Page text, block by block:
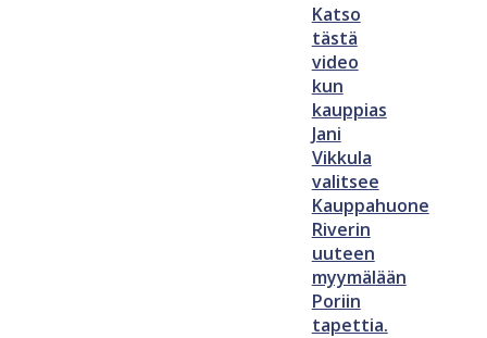
Katso
tästä
video
kun
kauppias
Jani
Vikkula
valitsee
Kauppahuone
Riverin
uuteen
myymälään
Poriin
tapettia.